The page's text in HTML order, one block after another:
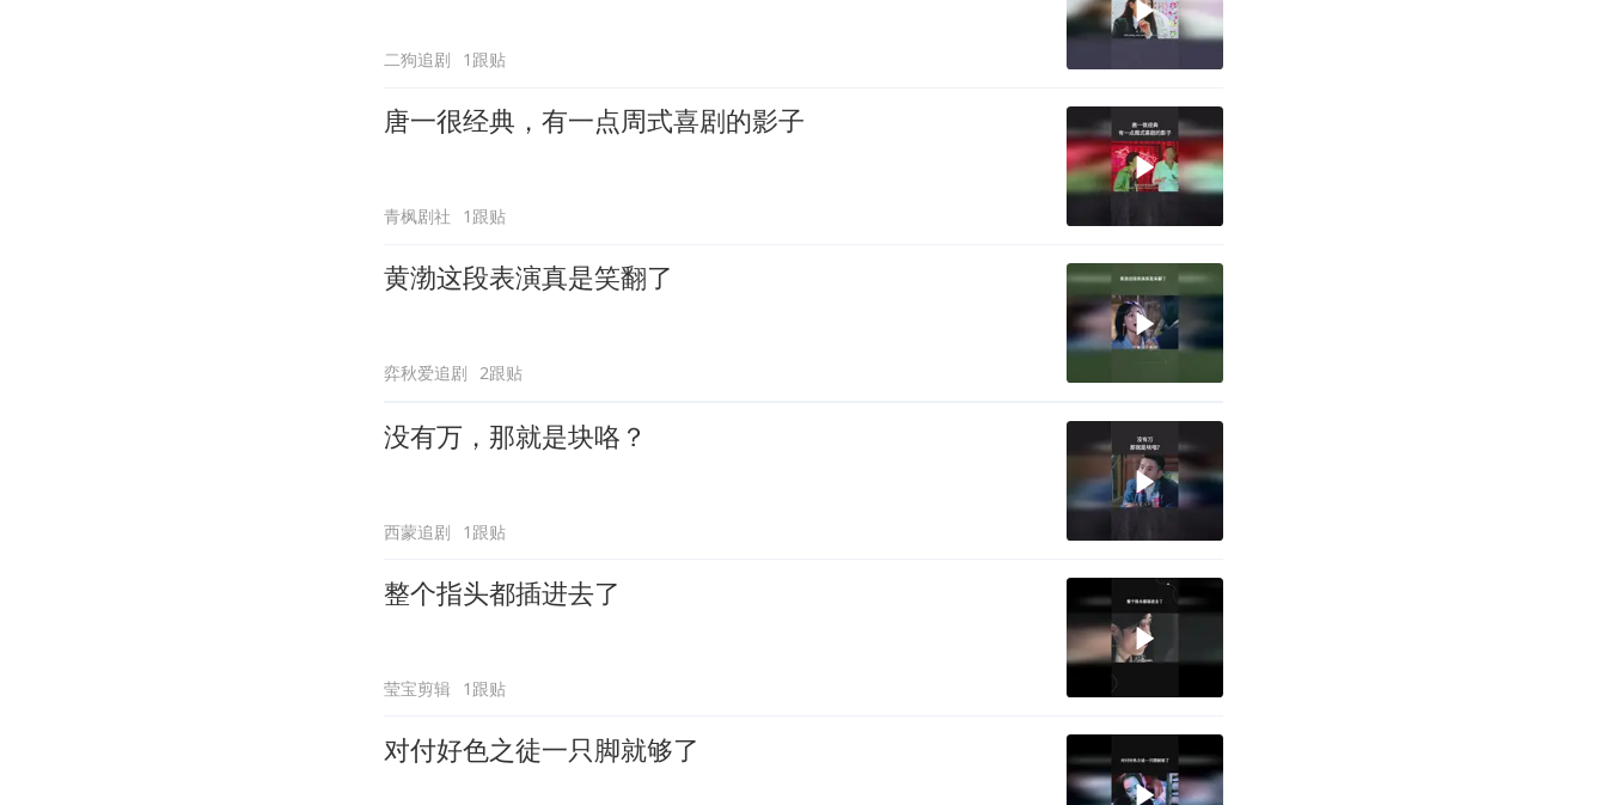
二狗追剧 1跟贴
唐一很经典，有一点周式喜剧的影子
青枫剧社 1跟贴
黄渤这段表演真是笑翻了
弈秋爱追剧 2跟贴
没有万，那就是块咯？
西蒙追剧 1跟贴
整个指头都插进去了
莹宝剪辑 1跟贴
对付好色之徒一只脚就够了